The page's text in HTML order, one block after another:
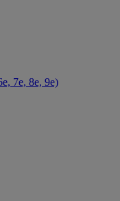
7e, 8e, 9e)